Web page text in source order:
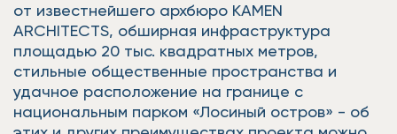
от известнейшего архбюро KAMEN
ARCHITECTS, обширная инфраструктура
площадью 20 тыс. квадратных метров,
стильные общественные пространства и
удачное расположение на границе с
национальным парком «Лосиный остров» - об